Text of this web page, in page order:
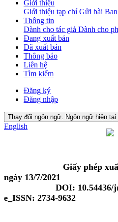
Giới thiệu
Giới thiệu tạp chíGửi bài
Thông tin
Dành cho tác giả Dành cho
Đang xuất bản
Đã xuất bản
Thông báo
Liên hệ
Tìm kiếm
Đăng ký
Đăng nhập
Thay đổi ngôn ngữ. Ngôn ngữ hiện tại
English
Giấy phép xuất
ngày 13/7/2021
DOI: 10.54436/jns -
e_ISSN: 2734-9632